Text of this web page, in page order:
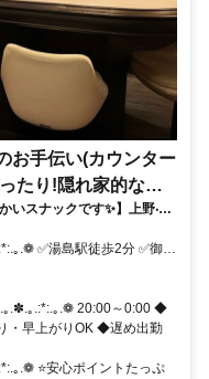
お手伝い(カウンター
たり!隠れ家的な温
いスナックです✨】上野‧湯
経験歓迎＆ノルマなし！✅
きやすい⼈気店です✨
町駅・新御徒町駅なども徒
駄木駅…etc 主要駅からも乗
りのWワークにも 最適なス
｡.✽.｡.:*:.｡.❁ 20:00～0:00 ◆
・早上がりOK ◆遅め出勤
｡.❁ ⭐安心ポイントたっぷ